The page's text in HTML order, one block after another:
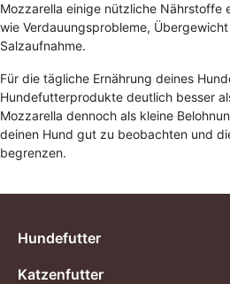
Mozzarella einige nützliche Nährstoffe
wie Verdauungsprobleme,
Salzaufnahme.
Für die tägliche Ernährung deines
Hundefutterprodukte deutlich besser
Mozzarella dennoch als kleine
deinen Hund gut zu beobachten und
begrenzen.
Hundefutter
Katzenfutter